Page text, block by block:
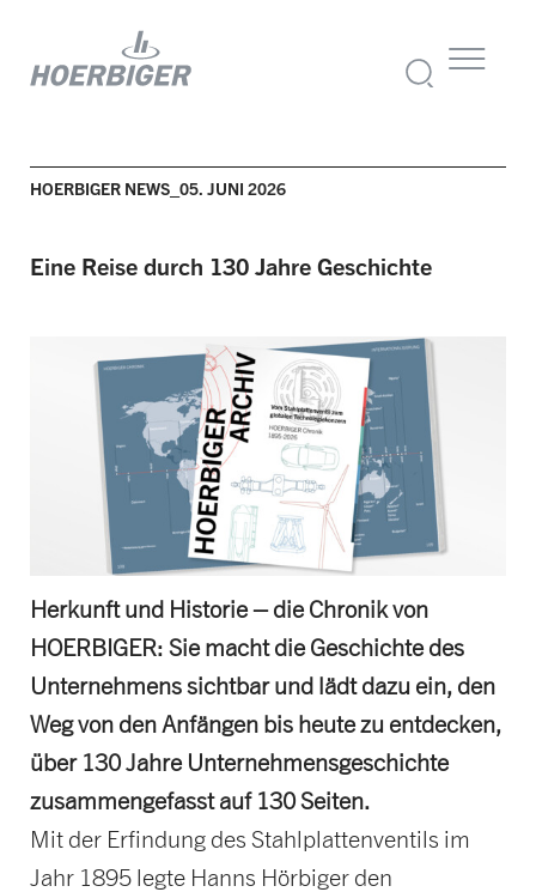
HOERBIGER NEWS_05. JUNI 2026
Eine Reise durch 130 Jahre Geschichte
Herkunft und Historie – die Chronik von
HOERBIGER: Sie macht die Geschichte des
Unternehmens sichtbar und lädt dazu ein, den
Weg von den Anfängen bis heute zu entdecken,
über 130 Jahre Unternehmensgeschichte
zusammengefasst auf 130 Seiten.
Mit der Erfindung des Stahlplattenventils im
Jahr 1895 legte Hanns Hörbiger den